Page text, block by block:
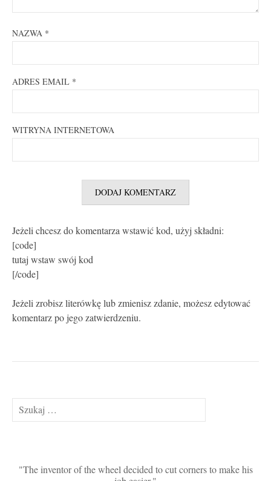
NAZWA *
ADRES EMAIL *
WITRYNA INTERNETOWA
Jeżeli chcesz do komentarza wstawić kod, użyj składni:
[code]
tutaj wstaw swój kod
[/code]
Jeżeli zrobisz literówkę lub zmienisz zdanie, możesz edytować
komentarz po jego zatwierdzeniu.
Szukaj:
The inventor of the wheel decided to cut corners to make his